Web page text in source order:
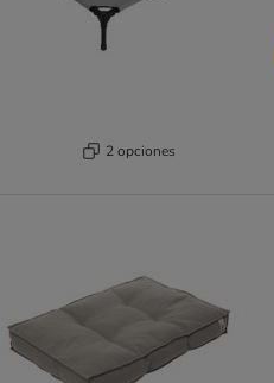
2 opciones